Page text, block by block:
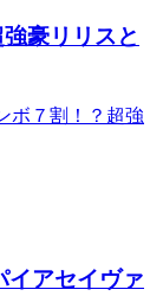
豪リリスと
ボ７割！？超強
イアセイヴァ